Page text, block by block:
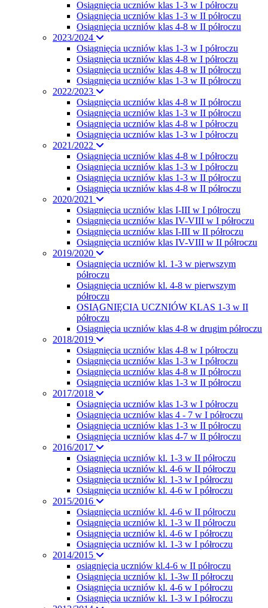
Osiągnięcia uczniów klas 1-3 w I półroczu
Osiągnięcia uczniów klas 1-3 w II półroczu
Osiągnięcia uczniów klas 4-8 w II półroczu
2023/2024
Osiągnięcia uczniów klas 1-3 w I półroczu
Osiągnięcia uczniów klas 4-8 w I półroczu
Osiągnięcia uczniów klas 4-8 w II półroczu
Osiągnięcia uczniów klas 1-3 w II półroczu
2022/2023
Osiągnięcia uczniów klas 4-8 w II półroczu
Osiągnięcia uczniów klas 1-3 w II półroczu
Osiągnięcia uczniów klas 4-8 w I półroczu
Osiągnięcia uczniów klas 1-3 w I półroczu
2021/2022
Osiągnięcia uczniów klas 4-8 w I półroczu
Osiągnięcia uczniów klas 1-3 w I półroczu
Osiągnięcia uczniów klas 1-3 w II półroczu
Osiągnięcia uczniów klas 4-8 w II półroczu
2020/2021
Osiągnięcia uczniów klas I-III w I półroczu
Osiągnięcia uczniów klas IV-VIII w I półroczu
Osiągnięcia uczniów klas I-III w II półroczu
Osiągnięcia uczniów klas IV-VIII w II półroczu
2019/2020
Osiągnięcia uczniów kl. 1-3 w pierwszym
półroczu
Osiągnięcia uczniów kl. 4-8 w pierwszym
półroczu
OSIĄGNIĘCIA UCZNIÓW KLAS 1-3 w II
półroczu
Osiągnięcia uczniów klas 4-8 w drugim półroczu
2018/2019
Osiągnięcia uczniów klas 4-8 w I półroczu
Osiągnięcia uczniów klas 1-3 w I półroczu
Osiągnięcia uczniów klas 4-8 w II półroczu
Osiągnięcia uczniów klas 1-3 w II półroczu
2017/2018
Osiagnięcia uczniów klas 1-3 w I półroczu
Osiągnięcia uczniów klas 4 - 7 w I półroczu
Osiągnięcia uczniów klas 1-3 w II półroczu
Osiągnięcia uczniów klas 4-7 w II półroczu
2016/2017
Osiągnięcia uczniów kl. 1-3 w II półroczu
Osiągnięcia uczniów kl. 4-6 w II półroczu
Osiągnięcia uczniów kl. 1-3 w I półroczu
Osiągnięcia uczniów kl. 4-6 w I półroczu
2015/2016
Osiągnięcia uczniów kl. 4-6 w II półroczu
Osiągnięcia uczniów kl. 1-3 w II półroczu
Osiągnięcia uczniów kl. 4-6 w I półroczu
Osiągnięcia uczniów kl. 1-3 w I półroczu
2014/2015
osiągnięcia uczniów kl.4-6 w II półroczu
Osiągnięcia uczniów kl. 1-3w II półroczu
Osiągnięcia uczniów kl. 4-6 w I półroczu
Osiągnięcia uczniów kl. 1-3 w I półroczu